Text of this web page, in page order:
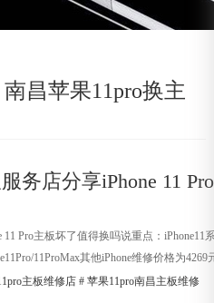
南昌苹果11pro换主
务店分享iPhone 11
11 Pro主板坏了值得换吗说重点：
11ProMax其他iPhone维修价格为
主板维修店# 苹果11pro南昌主板维修